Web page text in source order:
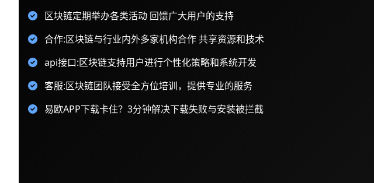
区块链定期举办各类活动 回馈广大用户的支持
合作:区块链与行业内外多家机构合作 共享资源和技术
api接口:区块链支持用户进行个性化策略和系统开发
客服:区块链团队接受全方位培训，提供专业的服务
易欧APP下载卡住？3分钟解决下载失败与安装被拦截